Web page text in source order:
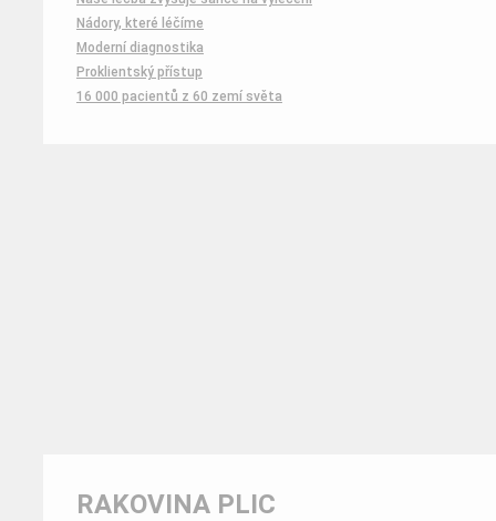
Nádory, které léčíme
Moderní diagnostika
Proklientský přístup
16 000 pacientů z 60 zemí světa
RAKOVINA PLIC